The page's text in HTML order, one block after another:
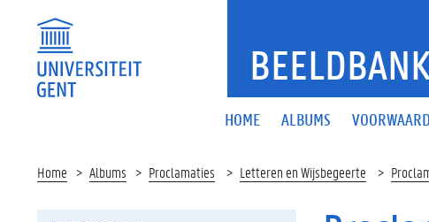
HOME ALBUMS
Home Albums Proclamaties Letteren en Wijsbegeerte